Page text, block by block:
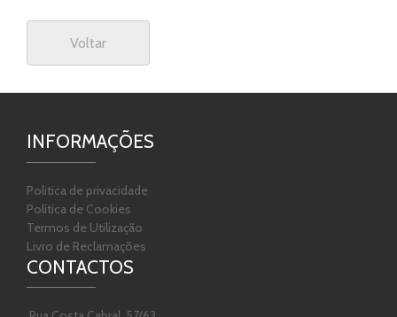
Voltar
INFORMAÇÕES
Politica de privacidade
Política de Cookies
Termos de Utilização
Livro de Reclamações
CONTACTOS